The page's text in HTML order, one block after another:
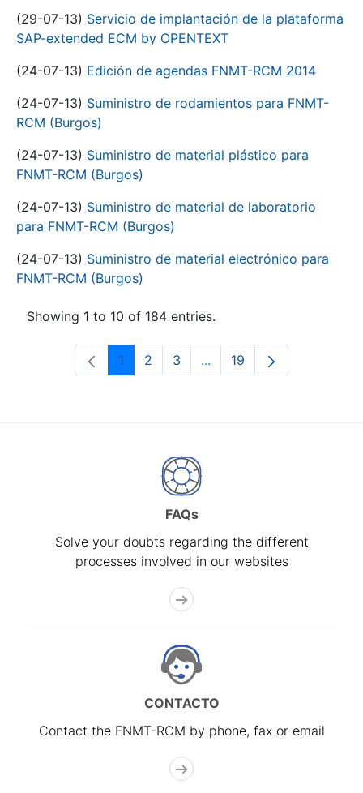
(29-07-13) Servicio de implantación de la plataforma
SAP-extended ECM by OPENTEXT
(24-07-13) Edición de agendas FNMT-RCM 2014
(24-07-13) Suministro de rodamientos para FNMT-
RCM (Burgos)
(24-07-13) Suministro de material plástico para
FNMT-RCM (Burgos)
(24-07-13) Suministro de material de laboratorio
para FNMT-RCM (Burgos)
(24-07-13) Suministro de material electrónico para
FNMT-RCM (Burgos)
Showing 1 to 10 of 184 entries.
Page
1 Page
2 Page
3 ...Intermediate Pages Use
Page
19
FAQs
Solve your doubts regarding the different
processes involved in our websites
CONTACTO
Contact the FNMT-RCM by phone, fax or email